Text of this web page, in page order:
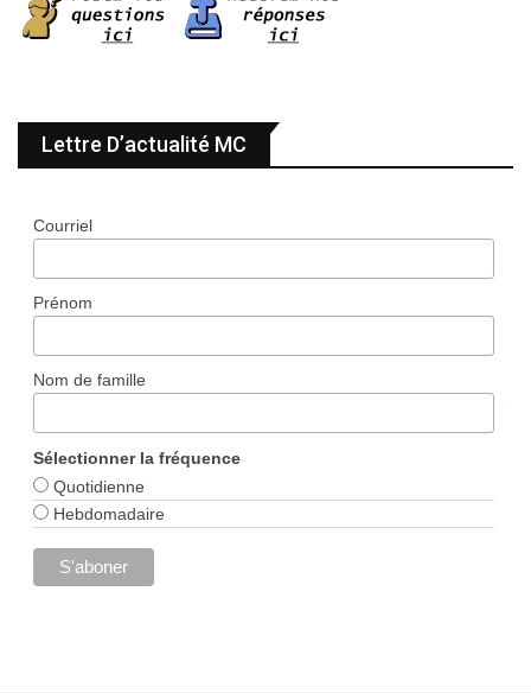
Lettre D’actualité MC
Courriel
Prénom
Nom de famille
Sélectionner la fréquence
Quotidienne
Hebdomadaire